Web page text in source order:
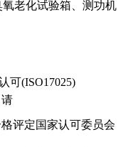
老化试验箱、测功机
可(ISO17025)
评定国家认可委员会